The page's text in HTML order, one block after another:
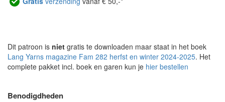
Dit patroon is niet gratis te downloaden maar staat in het boek
Lang Yarns magazine Fam 282 herfst en winter 2024-2025. Het
complete pakket incl. boek en garen kun je hier bestellen
Benodigdheden